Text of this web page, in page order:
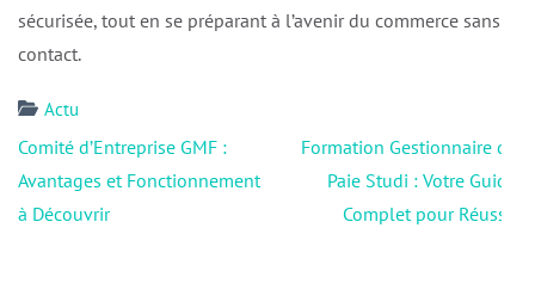
sécurisée, tout en se préparant à l’avenir du commerce sans
contact.
Actu
Navigation
de
l’article
Comité d’Entreprise GMF :
Avantages et Fonctionnement
à Découvrir
Formation Gestionnaire de
Paie Studi : Votre Guide
Complet pour Réussir